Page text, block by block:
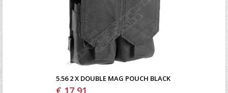
5.56 2 X DOUBLE MAG POUCH BLACK
€ 17,91